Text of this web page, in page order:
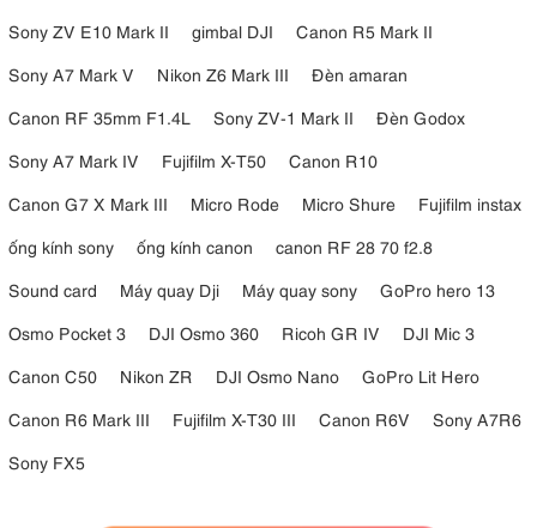
Sony ZV E10 Mark II
gimbal DJI
Canon R5 Mark II
Sony A7 Mark V
Nikon Z6 Mark III
Đèn amaran
Canon RF 35mm F1.4L
Sony ZV-1 Mark II
Đèn Godox
Sony A7 Mark IV
Fujifilm X-T50
Canon R10
Canon G7 X Mark III
Micro Rode Micro Shure
Fujifilm instax
ống kính sony
ống kính canon
canon RF 28 70 f2.8
Sound card
Máy quay Dji Máy quay sony
GoPro hero 13
Osmo Pocket 3
DJI Osmo 360 Ricoh GR IV
DJI Mic 3
Canon C50
Nikon ZR DJI Osmo Nano
GoPro Lit Hero
Canon R6 Mark III
Fujifilm X-T30 III Canon R6V
Sony A7R6
Sony FX5